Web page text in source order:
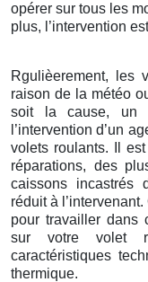
opérer sur tous les
plus, l’intervention
Rgulièerement, les
raison de la météo
soit la cause, un
l’intervention d’un
volets roulants. Il
réparations, des
caissons incastrés
réduit à
pour travailler dans
sur votre volet
caractéristiques
thermique.